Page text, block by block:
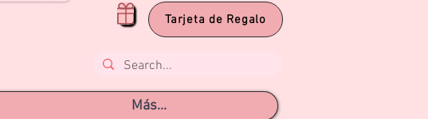
Tarjeta de Regalo
Más...